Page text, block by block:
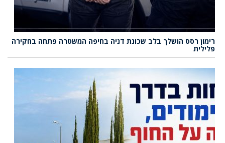
רימון רסס הושלך בלב שכונת דניה בחיפה המשטרה פתחה בחקירה
פלילית